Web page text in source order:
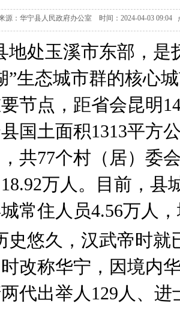
源：华宁县人民政府办公室 时间：2024-04-03 09:04
地处玉溪市东部，是
”生态城市群的核心
节点，距省会昆明
国土面积1313平方
共77个村（居）委
18.92万人。目前，县
常住人员4.56万人
史悠久，汉武帝时就
改称华宁，因境内
代出举人 129人、进